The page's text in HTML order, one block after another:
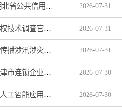
湖北省发改委关于印发 《湖北省公共信用信息目录（2026年版）》的通知 2026-07-31
山东：全省首个海关知识产权技术调查官制度落地济南自贸片区 2026-07-31
公安机关持续严厉打击编造传播涉汛涉灾网络谣言 2026-07-31
市市场监管委关于印发《天津市连锁企业食品经营许可“先证后核”信用承诺审批实施办法》的通知 2026-07-30
黑龙江：出台医疗卫生领域人工智能应用工作实施方案 2026-07-30